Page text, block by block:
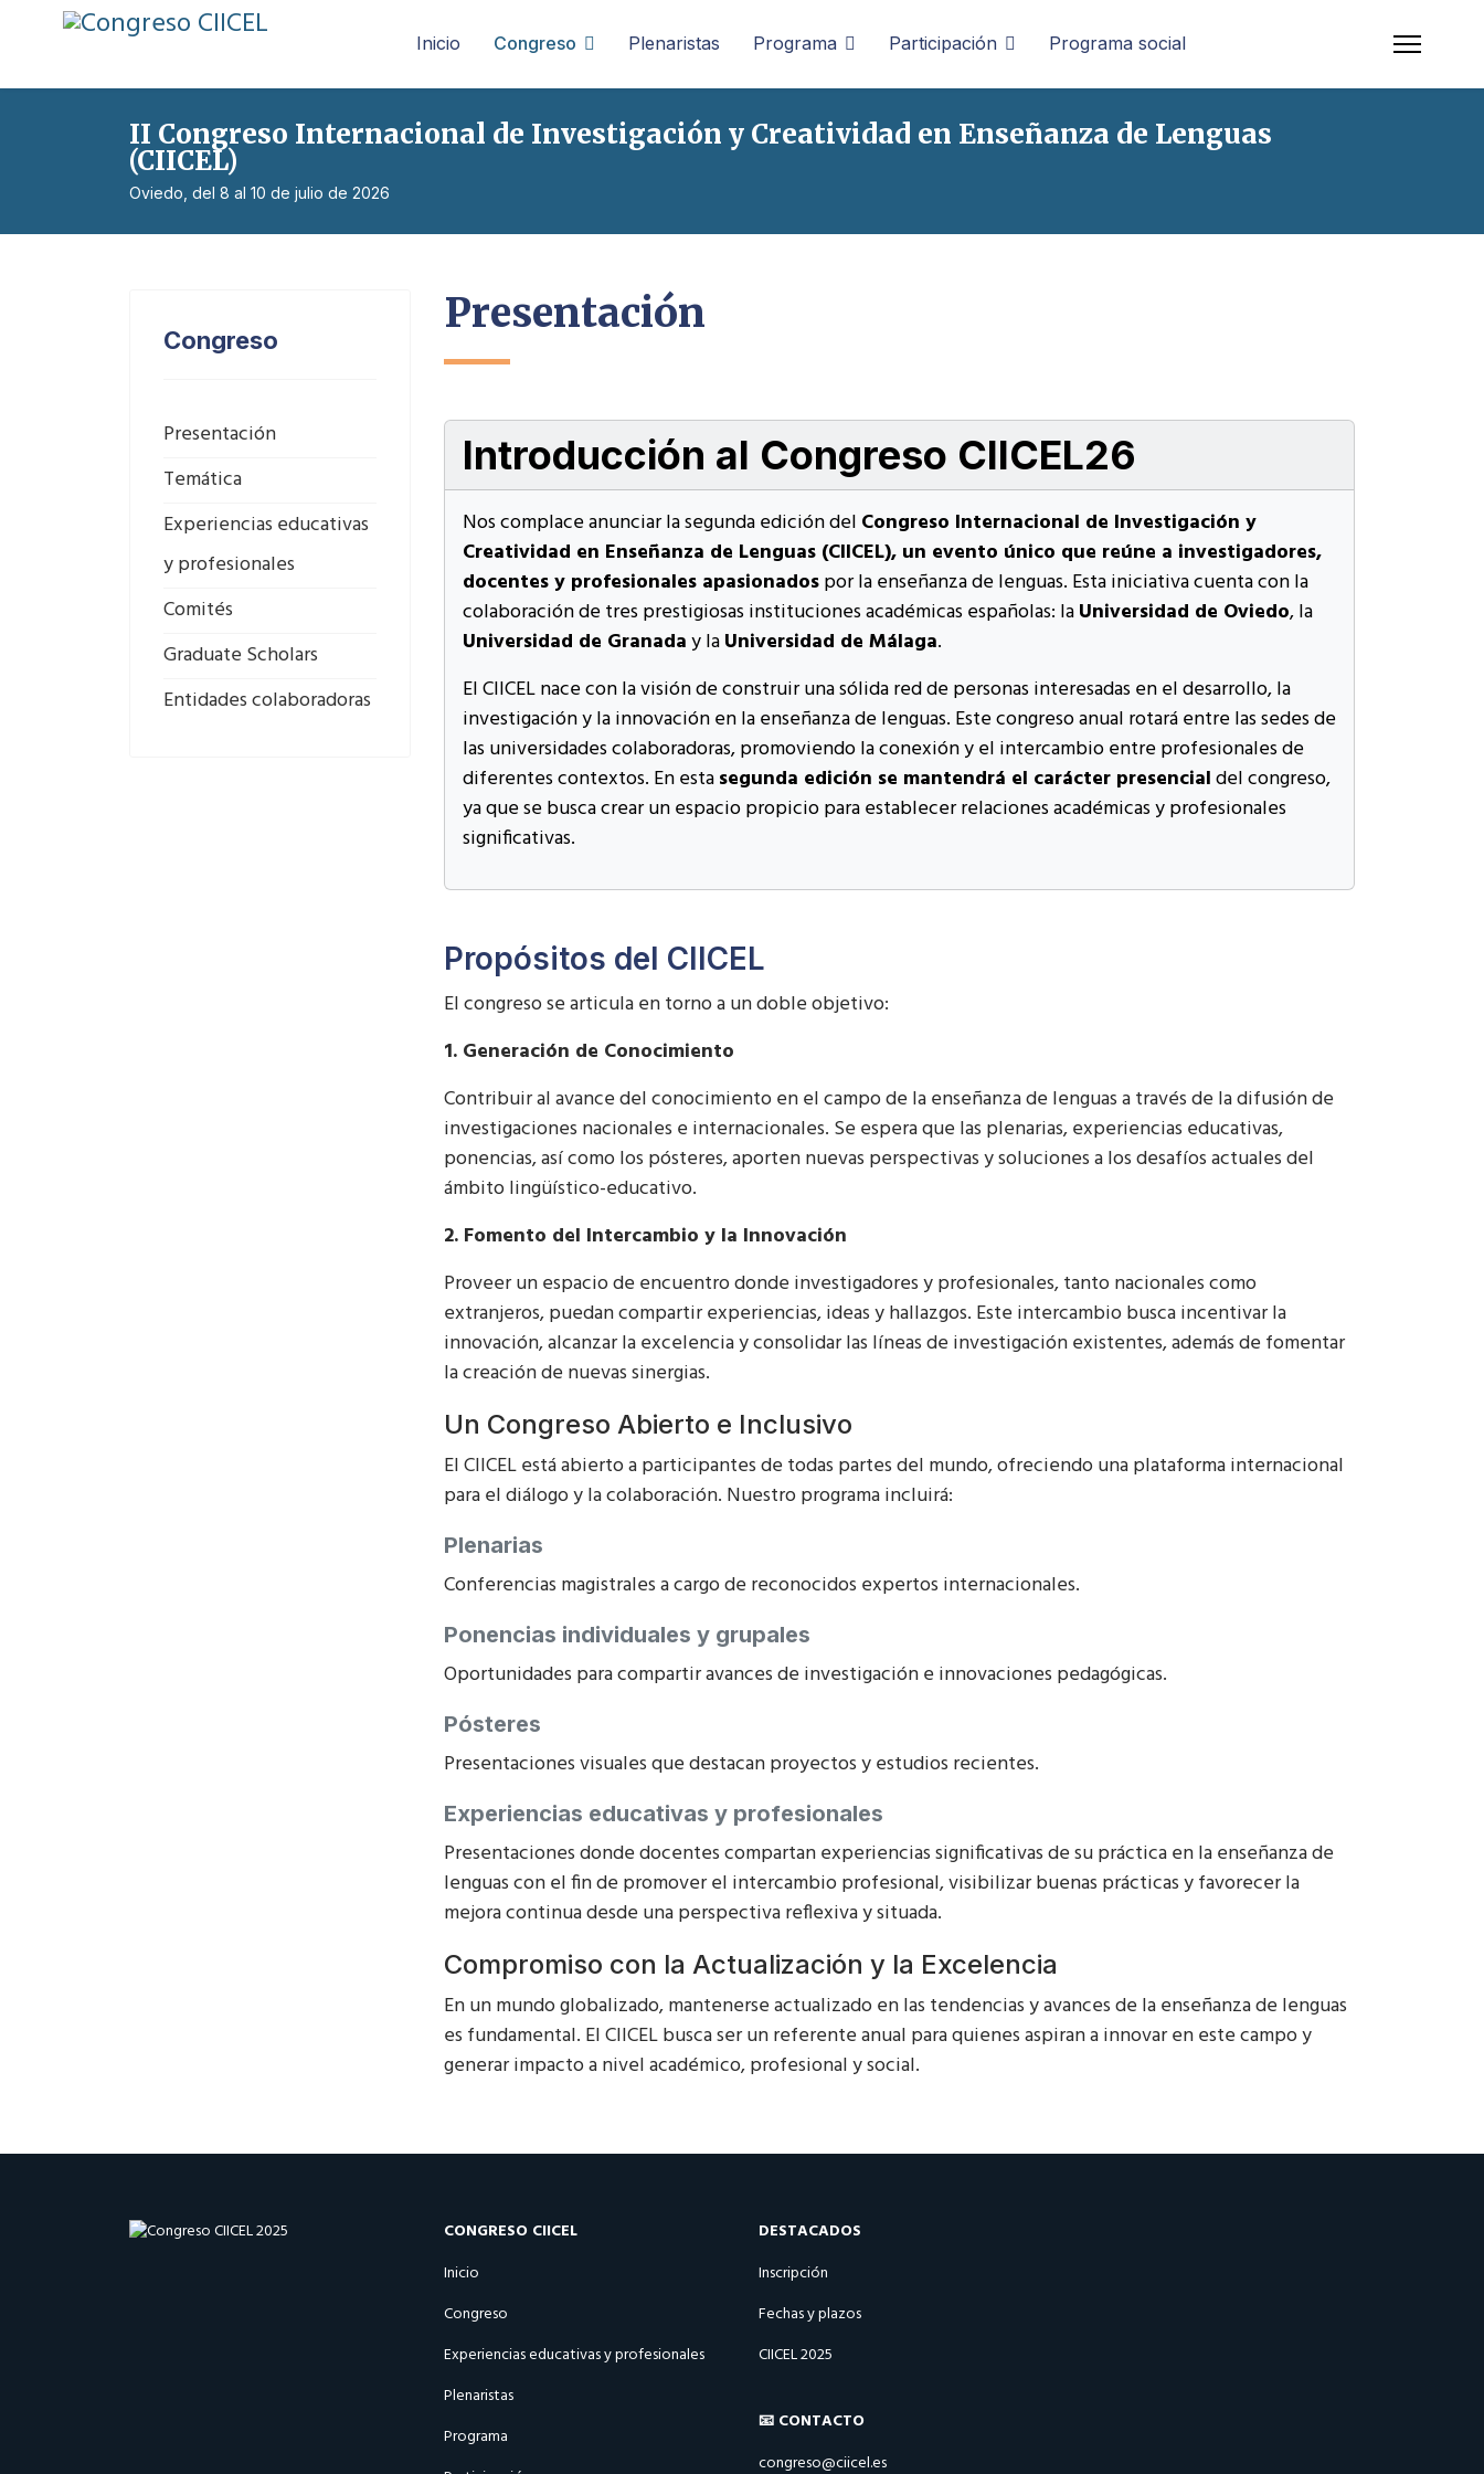
Inicio Congreso Plenaristas Programa Participación Programa social
II Congreso Internacional de Investigación y Creatividad en Enseñanza de Lenguas
(CIICEL)
Oviedo, del 8 al 10 de julio de 2026
Congreso
Presentación
Temática
Experiencias educativas
y profesionales
Comités
Graduate Scholars
Entidades colaboradoras
Presentación
Introducción al Congreso CIICEL26
Nos complace anunciar la segunda edición del Congreso Internacional de Investigación y
Creatividad en Enseñanza de Lenguas (CIICEL), un evento único que reúne a investigadores,
docentes y profesionales apasionadospor la enseñanza de lenguas. Esta iniciativa cuenta con la
colaboración de tres prestigiosas instituciones académicas españolas: laUniversidad de Oviedo, la
Universidad de Granaday laUniversidad de Málaga.
El CIICEL nace con la visión de construir una sólida red de personas interesadas en el desarrollo, la
investigación y la innovación en la enseñanza de lenguas. Este congreso anual rotará entre las sedes de
las universidades colaboradoras, promoviendo la conexión y el intercambio entre profesionales de
diferentes contextos. En estasegunda edición se mantendrá el carácter presencialdel congreso,
ya que se busca crear un espacio propicio para establecer relaciones académicas y profesionales
significativas.
Propósitos del CIICEL
El congreso se articula en torno a un doble objetivo:
1. Generación de Conocimiento
Contribuir al avance del conocimiento en el campo de la enseñanza de lenguas a través de la difusión de
investigaciones nacionales e internacionales. Se espera que las plenarias, experiencias educativas,
ponencias, así como los pósteres, aporten nuevas perspectivas y soluciones a los desafíos actuales del
ámbito lingüístico-educativo.
2. Fomento del Intercambio y la Innovación
Proveer un espacio de encuentro donde investigadores y profesionales, tanto nacionales como
extranjeros, puedan compartir experiencias, ideas y hallazgos. Este intercambio busca incentivar la
innovación, alcanzar la excelencia y consolidar las líneas de investigación existentes, además de fomentar
la creación de nuevas sinergias.
Un Congreso Abierto e Inclusivo
El CIICEL está abierto a participantes de todas partes del mundo, ofreciendo una plataforma internacional
para el diálogo y la colaboración. Nuestro programa incluirá:
Plenarias
Conferencias magistrales a cargo de reconocidos expertos internacionales.
Ponencias individuales y grupales
Oportunidades para compartir avances de investigación e innovaciones pedagógicas.
Pósteres
Presentaciones visuales que destacan proyectos y estudios recientes.
Experiencias educativas y profesionales
Presentaciones donde docentes compartan experiencias significativas de su práctica en la enseñanza de
lenguas con el fin de promover el intercambio profesional, visibilizar buenas prácticas y favorecer la
mejora continua desde una perspectiva reflexiva y situada.
Compromiso con la Actualización y la Excelencia
En un mundo globalizado, mantenerse actualizado en las tendencias y avances de la enseñanza de lenguas
es fundamental. El CIICEL busca ser un referente anual para quienes aspiran a innovar en este campo y
generar impacto a nivel académico, profesional y social.
CONGRESO CIICEL
Inicio
Congreso
Experiencias educativas y profesionales
Plenaristas
Programa
DESTACADOS
Inscripción
Fechas y plazos
CIICEL 2025
📧 CONTACTO
congreso@ciicel.es